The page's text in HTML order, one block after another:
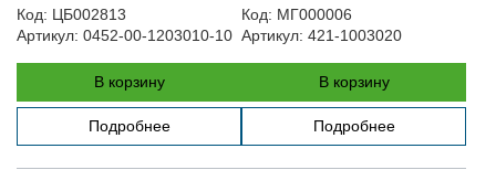
Код: ЦБ002813
Артикул: 0452-00-1203010-10
В корзину
Подробнее
Код: МГ000006
Артикул: 421-1003020
В корзину
Подробнее